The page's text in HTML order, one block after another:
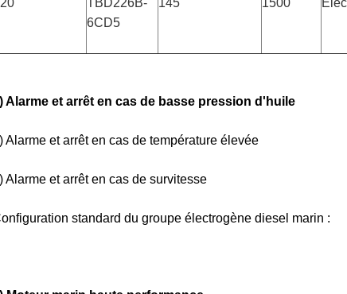
TBD226B-
6CD5
145 1500
Alarme et arrêt en cas de basse pression d'huile
Alarme et arrêt en cas de température élevée
Alarme et arrêt en cas de survitesse
standard du groupe électrogène diesel marin :